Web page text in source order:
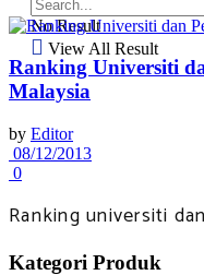
No Result
View All Result
Ranking Universiti
Malaysia
by Editor
08/12/2013
0
Ranking universiti
Kategori Produk